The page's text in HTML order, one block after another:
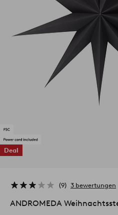
Deal
9 3 bewertungen
ANDROMEDA